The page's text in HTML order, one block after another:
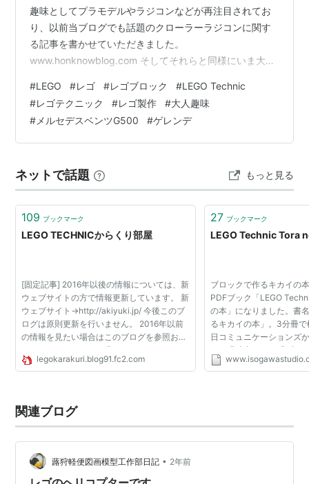
趣味としてプラモデルやラジコンなどが再注目されてお
り、以前当ブログでも話題のクローラーラジコンに関す
る記事を書かせていただきました。
www.honknowblog.com そしてそれらと同様にいま大人
す。なかでも”大人レゴ”として人気なのが”LEGO
TECHNIC（レゴテクニック）”というシリーズ、今回その
中の”メルセデスベンツG500 プロフェッショナルライ
ン”というキットに挑戦してみましたのでお届けしたいと
ゴ”、デンマークで生ま…
#LEGO #レゴ #レゴブロック #LEGO Technic
#レゴテクニック #レゴ製作 #大人趣味
# メルセデスベンツG500 #ゲレンデ
ネットで話題 もっと見る
109 ブックマーク
LEGO TECHNICからくり部屋
[固定記事] 2016年以後の情報については、新
ウェブサイトの方で情報更新しています。 新
ウェブサイト→http://akiyuki.jp/ 今後このブ
ログは原則更新を行いません。 2016年以前
の情報を見たい場合はこのブログを参照お願
いします。 よろしくお願いいたします。
legokarakuri.blog91.fc2.com
27 ブックマーク
LEGO Technic Tora
ブロックで作るキカイの
PDFブック「LEGO
の本」になりました。書
るキカイの本」。3分冊
日コミュニケーションズ
だ、現時点でこの「ブロ
本」は絶版となっていま
関連ブログ
蕗狩軽便図画模型工作部日記 • 2年前